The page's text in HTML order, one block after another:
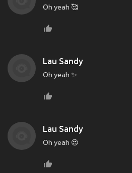
Oh yeah 🥰
Lau Sandy
Oh yeah ✨
Lau Sandy
Oh yeah 😍